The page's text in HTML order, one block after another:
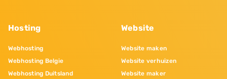
Hosting
Webhosting
Webhosting Belgie
Webhosting Duitsland
Website
Website maken
Website verhuizen
Website maker